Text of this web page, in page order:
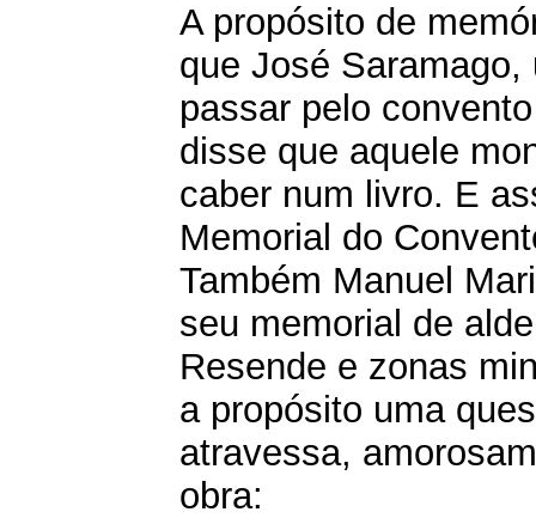
A propósito de
que José Saramago,
passar pelo
disse que aquele
caber num livro. E
Memorial do
Também Manuel
seu memorial de
Resende e zonas
a propósito uma
atravessa,
obra: